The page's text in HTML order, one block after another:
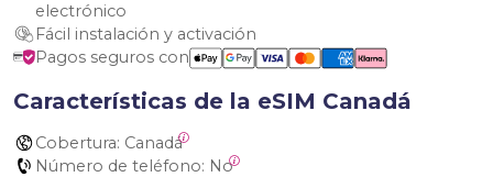
electrónico
Fácil instalación y activación
Pagos seguros con
Características de la eSIM Canadá
Cobertura: Canadá
Número de teléfono: No